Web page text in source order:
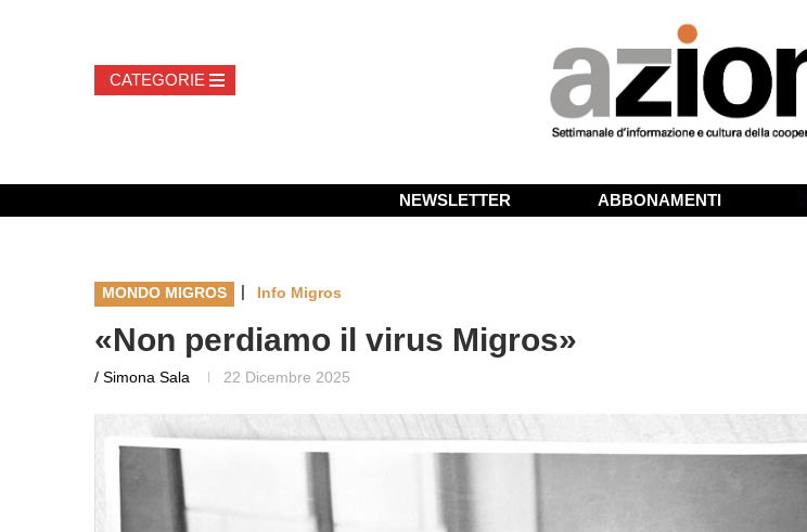
NEWSLETTER ABBONAMENTI
MONDO MIGROS | Info Migros
«Non perdiamo il virus Migros»
/ Simona Sala 22 Dicembre 2025